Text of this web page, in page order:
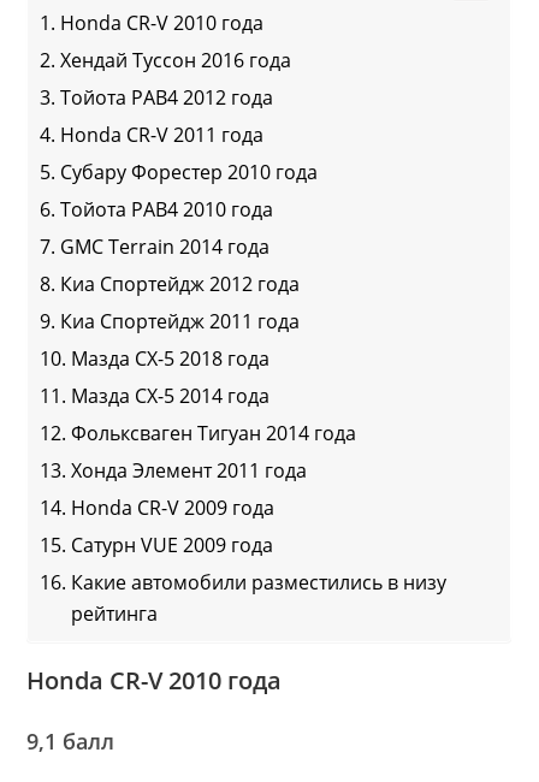
Honda CR-V 2010 года
Хендай Туссон 2016 года
Тойота РАВ4 2012 года
Honda CR-V 2011 года
Субару Форестер 2010 года
Тойота РАВ4 2010 года
GMC Terrain 2014 года
Киа Спортейдж 2012 года
Киа Спортейдж 2011 года
Мазда CX-5 2018 года
Мазда CX-5 2014 года
Фольксваген Тигуан 2014 года
Хонда Элемент 2011 года
Honda CR-V 2009 года
Сатурн VUE 2009 года
Какие автомобили разместились в низу
рейтинга
Honda CR-V 2010 года
9,1 балл